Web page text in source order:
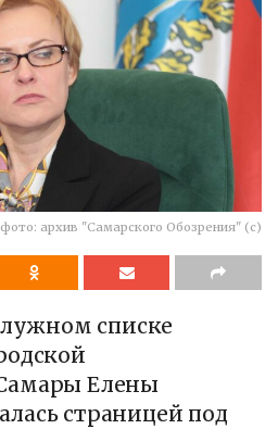
архив "Самарского Обозрения" (с)
списке
Елены
страницей под